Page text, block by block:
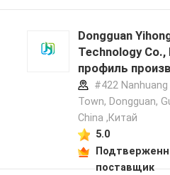
Dongguan
Technology Co.,
профиль
#422
Town, Dongguan,
China ,Китай
5.0
поставщик